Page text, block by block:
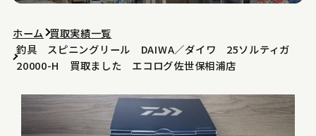
ホーム 買取実績一覧
釣具 スピニングリール DAIWA／ダイワ 25ソルティガ
20000-H 買取ました エコログ佐世保相浦店